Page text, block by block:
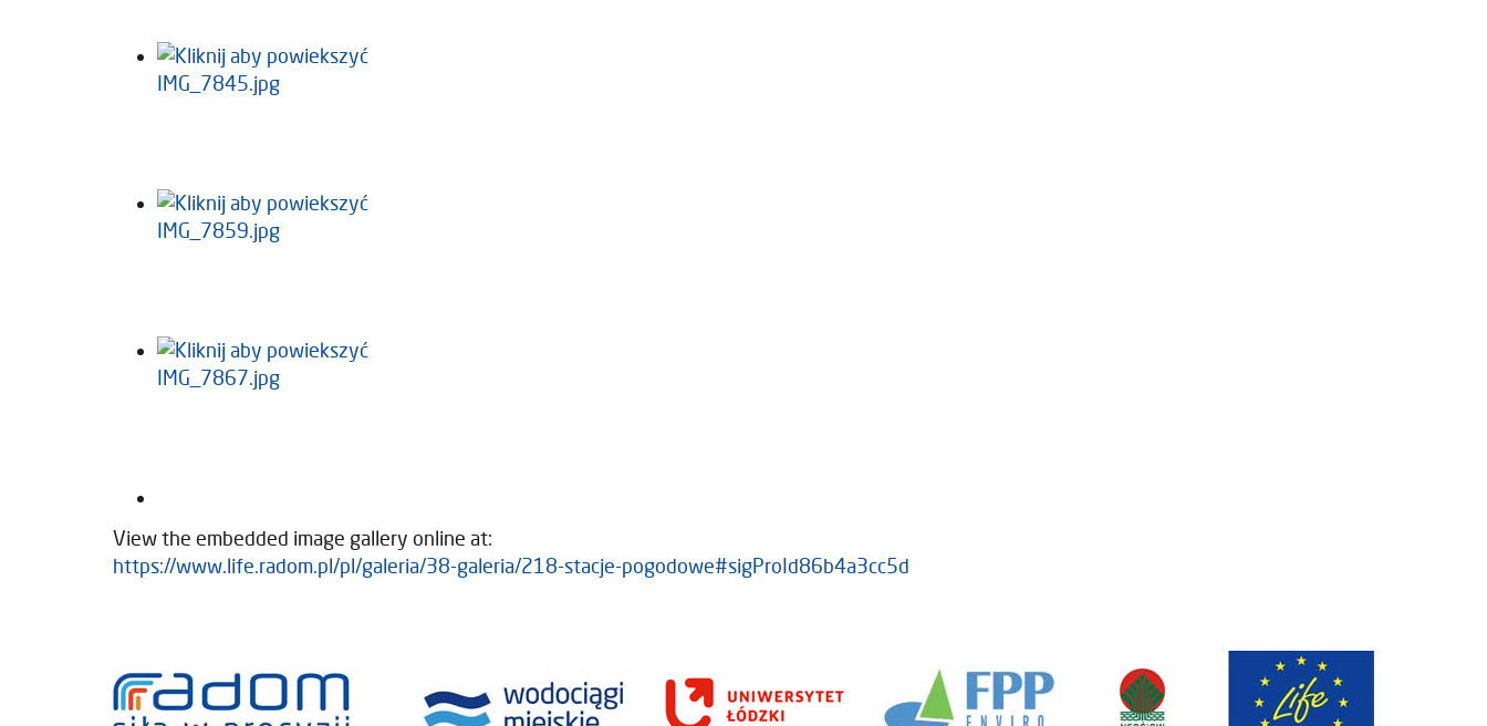
View the embedded image gallery online at:
https://www.life.radom.pl/pl/galeria/38-galeria/218-stacje-pogodowe#sigProId86b4a3cc5d